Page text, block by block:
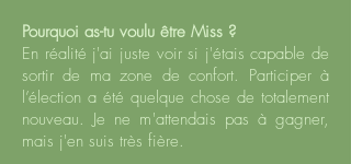
Pourquoi as-tu voulu être Miss ?
En réalité j'ai juste voir si j'étais capable de
sortir de ma zone de confort. Participer à
l’élection a été quelque chose de totalement
nouveau. Je ne m'attendais pas à gagner,
mais j'en suis très fière.